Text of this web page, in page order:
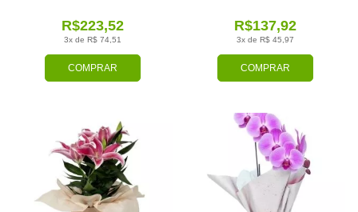
COMPRAR
3x de R$ 74,51
R$223,52
COMPRAR
3x de R$ 45,97
R$137,92